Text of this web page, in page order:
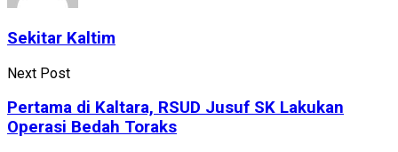
Sekitar Kaltim
Next Post
Pertama di Kaltara, RSUD Jusuf SK Lakukan
Operasi Bedah Toraks